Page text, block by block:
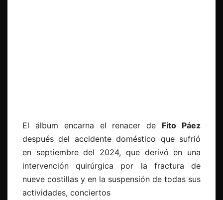
El álbum encarna el renacer de Fito Páez
después del accidente doméstico que sufrió
en septiembre del 2024, que derivó en una
intervención quirúrgica por la fractura de
nueve costillas y en la suspensión de todas sus
actividades, conciertos